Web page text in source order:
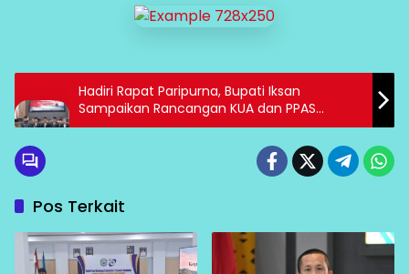
Hadiri Rapat Paripurna, Bupati Iksan
Sampaikan Rancangan KUA dan PPAS
Perubahan TA 2025
Pos Terkait